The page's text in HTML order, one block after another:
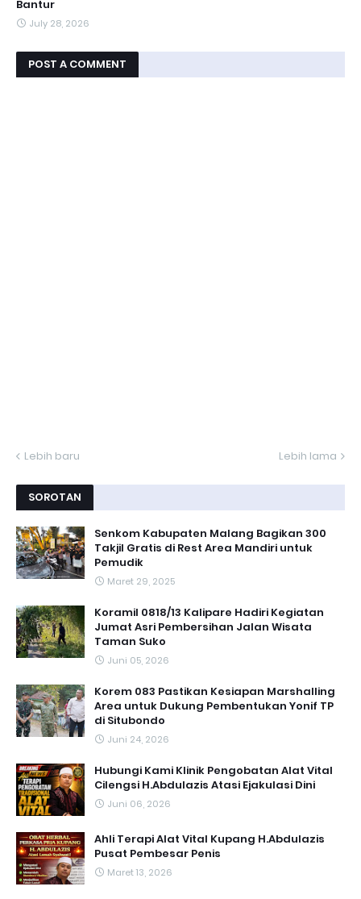
Bantur
July 28, 2026
POST A COMMENT
Lebih baru Lebih lama
SOROTAN
Senkom Kabupaten Malang Bagikan 300
Takjil Gratis di Rest Area Mandiri untuk
Pemudik
Maret 29, 2025
Koramil 0818/13 Kalipare Hadiri Kegiatan
Jumat Asri Pembersihan Jalan Wisata
Taman Suko
Juni 05, 2026
Korem 083 Pastikan Kesiapan Marshalling
Area untuk Dukung Pembentukan Yonif TP
di Situbondo
Juni 24, 2026
Hubungi Kami Klinik Pengobatan Alat Vital
Cilengsi H.Abdulazis Atasi Ejakulasi Dini
Juni 06, 2026
Ahli Terapi Alat Vital Kupang H.Abdulazis
Pusat Pembesar Penis
Maret 13, 2026